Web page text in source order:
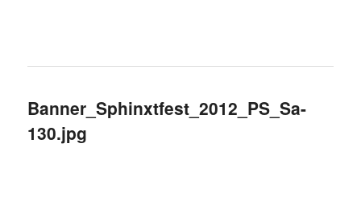
Banner_Sphinxtfest_2012_PS_Sa-
130.jpg